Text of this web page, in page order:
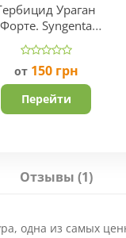
Ураган
Форте. Syngenta
Швейцария.
от 150 грн
Перейти
Отзывы (1)
одна из самых